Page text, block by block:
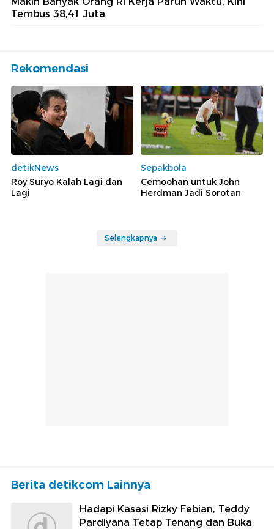
Tembus 38,41 Juta
Rekomendasi
detikNews
Roy Suryo Kalah Lagi dan
Lagi
Sepakbola
Cemoohan untuk John
Herdman Jadi Sorotan
Selengkapnya
Berita detikcom Lainnya
Hadapi Kasasi Rizky Febian, Teddy
Pardiyana Tetap Tenang dan Buka